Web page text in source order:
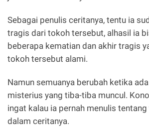
Sebagai penulis ceritanya, tentu ia
tragis dari tokoh tersebut, alhasil ia
beberapa kematian dan akhir tragis
tokoh tersebut alami.
Namun semuanya berubah ketika
misterius yang tiba-tiba muncul.
ingat kalau ia pernah menulis
dalam ceritanya.